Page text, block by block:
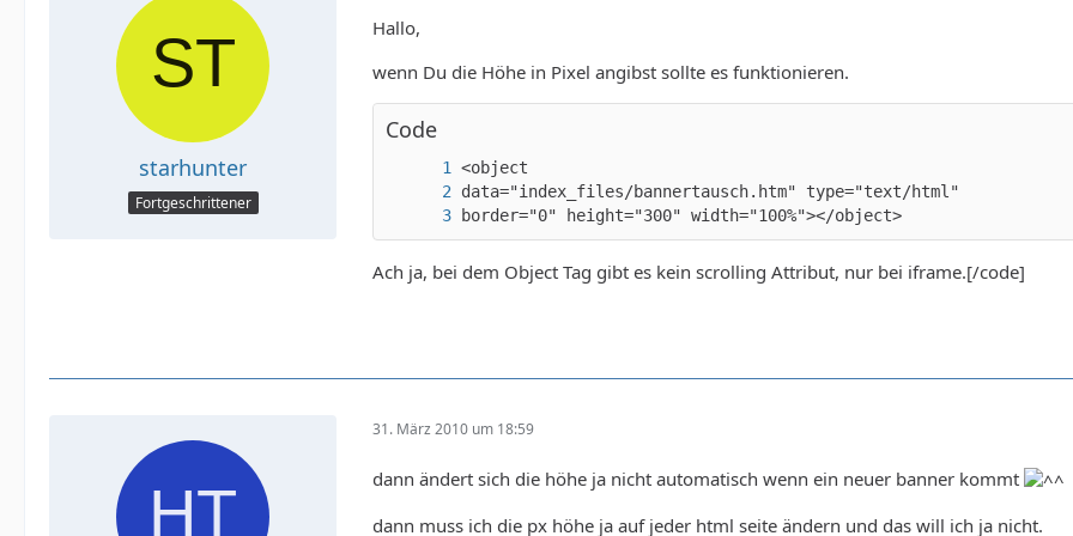
starhunter
Fortgeschrittener
Hallo,
wenn Du die Höhe in Pixel angibst sollte es funktionieren.
Code
border="0" height="300" width="100%"></object>
Ach ja, bei dem Object Tag gibt es kein scrolling Attribut, nur bei iframe.[/code]
31. März 2010 um 18:59
dann ändert sich die höhe ja nicht automatisch wenn ein neuer banner kommt
dann muss ich die px höhe ja auf jeder html seite ändern und das will ich ja nicht.